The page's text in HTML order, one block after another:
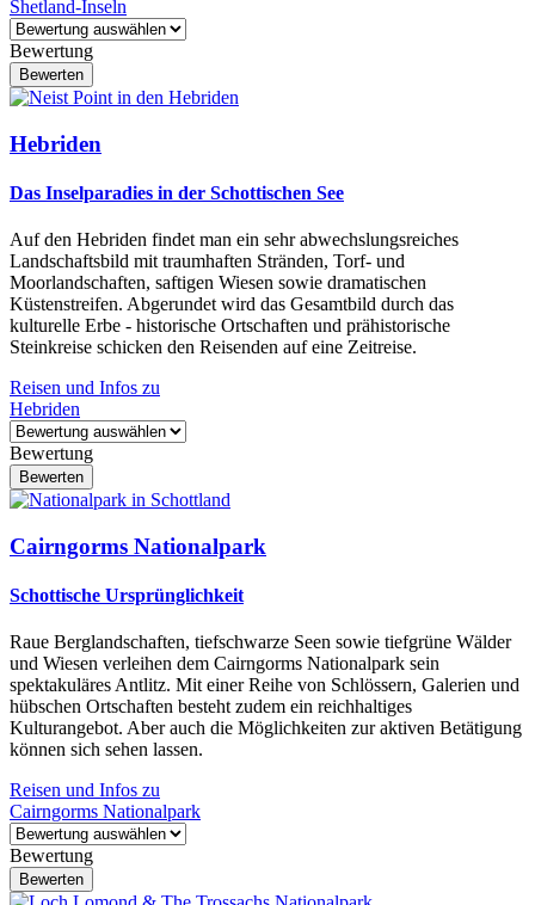
Shetland-Inseln
Bewertung
Hebriden
Das Inselparadies in der Schottischen See
Auf den Hebriden findet man ein sehr abwechslungsreiches
Landschaftsbild mit traumhaften Stränden, Torf- und
Moorlandschaften, saftigen Wiesen sowie dramatischen
Küstenstreifen. Abgerundet wird das Gesamtbild durch das
kulturelle Erbe - historische Ortschaften und prähistorische
Steinkreise schicken den Reisenden auf eine Zeitreise.
Reisen und Infos zu
Hebriden
Bewertung
Cairngorms Nationalpark
Schottische Ursprünglichkeit
Raue Berglandschaften, tiefschwarze Seen sowie tiefgrüne Wälder
und Wiesen verleihen dem Cairngorms Nationalpark sein
spektakuläres Antlitz. Mit einer Reihe von Schlössern, Galerien und
hübschen Ortschaften besteht zudem ein reichhaltiges
Kulturangebot. Aber auch die Möglichkeiten zur aktiven Betätigung
können sich sehen lassen.
Reisen und Infos zu
Cairngorms Nationalpark
Bewertung